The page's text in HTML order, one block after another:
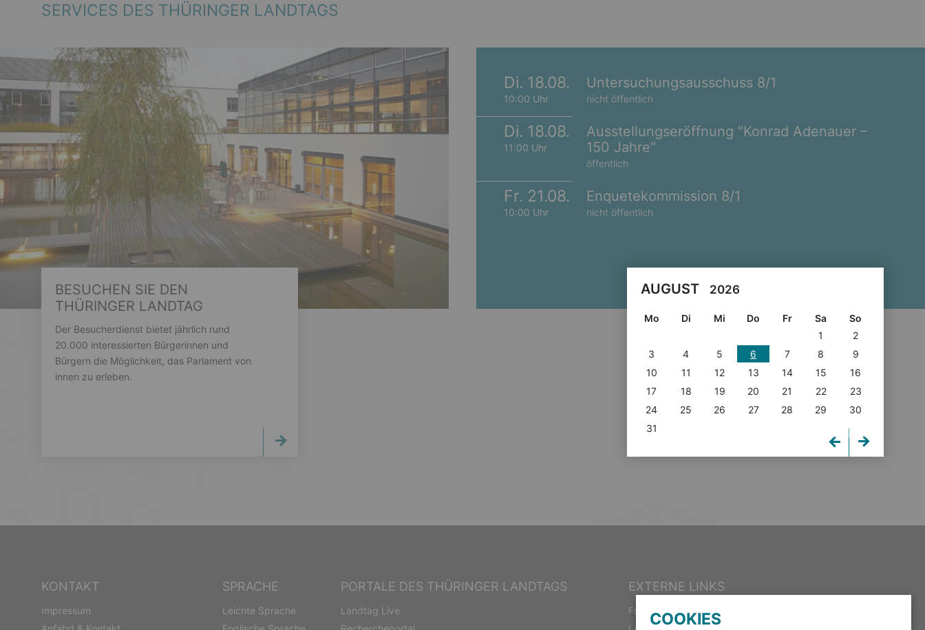
SERVICES DES THÜRINGER LANDTAGS
BESUCHEN SIE DEN
THÜRINGER LANDTAG
Der Besucherdienst bietet jährlich rund
20.000 interessierten Bürgerinnen und
Bürgern die Möglichkeit, das Parlament von
innen zu erleben.
Di. 18.08.
10:00 Uhr
Untersuchungsausschuss 8/1
nicht öffentlich
Di. 18.08.
11:00 Uhr
Ausstellungseröffnung "Konrad Adenauer –
150 Jahre"
öffentlich
Fr. 21.08.
10:00 Uhr
Enquetekommission 8/1
nicht öffentlich
AUGUST 2026
Mo Di Mi Do Fr Sa
So
1
2
3
4 5 6 7 8
9
10
11 12 13 14 15
16
17
18 19 20 21 22
23
24
25 26 27 28 29
30
31
KONTAKT
Impressum
SPRACHE
Leichte Sprache
PORTALE DES THÜRINGER LANDTAGS
Landtag Live
EXTERNE LINKS
Freistaat Thüringen
COOKIES